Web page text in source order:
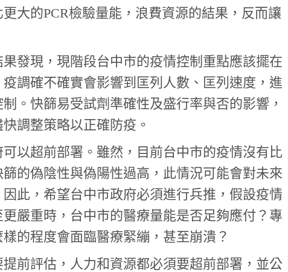
大的PCR檢驗量能，浪費資源的結果，反而讓
發現，現階段台中市的疫情控制重點應該擺在
調確不確實會影響到匡列人數、匡列速度，進
。快篩易受試劑準確性及盛行率與否的影響，
調整策略以正確防疫。
以超前部署。雖然，目前台中市的疫情沒有比
的偽陰性與偽陽性過高，此情況可能會對未來
此，希望台中市政府必須進行兵推，假設疫情
嚴重時，台中市的醫療量能是否足夠應付？專
的程度會面臨醫療緊繃，甚至崩潰？
前評估，人力和資源都必須要超前部署，並公